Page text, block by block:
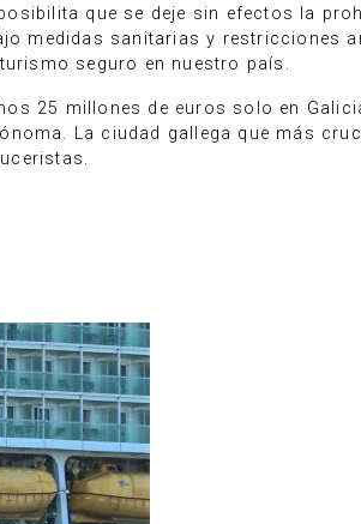
que se deje sin efectos la
medidas sanitarias y restricciones
seguro en nuestro país.
25 millones de euros solo en
La ciudad gallega que más